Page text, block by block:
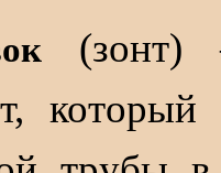
(зонт)